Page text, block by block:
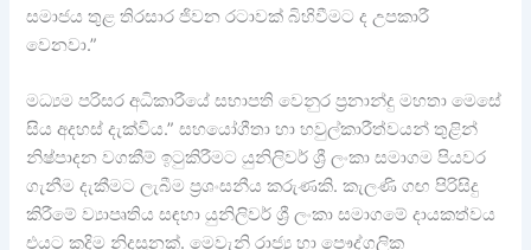
සමාජය තුළ තිරසාර ජිවන රටාවක් බිහිවීමට ද උපකාරී
වෙනවා.”
මධ්‍යම පරිසර අධිකාරීයේ සභාපති වෙනුර ප්‍රනාන්දු මහතා මෙසේ
සිය අදහස් දැක්විය.” සහයෝගීතා හා හවුල්කාරීත්වයන් තුළින්
නිෂ්පාදන වගකීම් ඉටුකිරීමට යුනිලිවර් ශ්‍රී ලංකා සමාගම පියවර
ගැනීම දැකීමට ලැබීම ප්‍රශංසනීය කරුණකි. කැලණි ගඟ පිරිසිදු
කිරීමේ ව්‍යාපෘතිය සඳහා යුනිලිවර් ශ්‍රී ලංකා සමාගමේ දායකත්වය
එයට කදිම නිදසුනක්. මෙවැනි රාජ්‍ය හා පෞද්ගලික